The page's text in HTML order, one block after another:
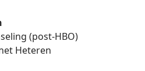
(post-HBO)
Heteren